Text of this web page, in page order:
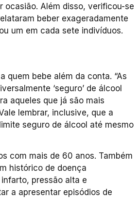
ocasião. Além disso, verificou-se
beber exageradamente
um em cada sete indivíduos.
quem bebe além da conta. “As
‘seguro’ de álcool
aqueles que já são mais
lembrar, inclusive, que a
seguro de álcool até mesmo
com mais de 60 anos. Também
histórico de doença
pressão alta e
a apresentar episódios de